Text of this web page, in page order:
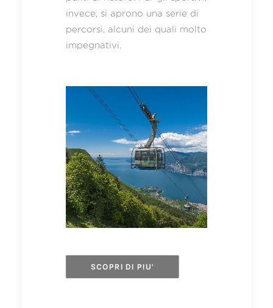
invece, si aprono una serie di
percorsi, alcuni dei quali molto
impegnativi.
SCOPRI DI PIU'